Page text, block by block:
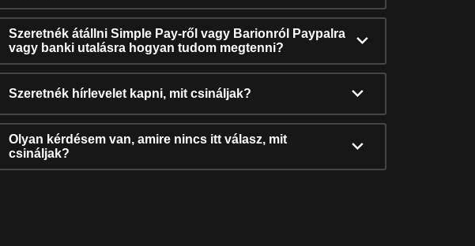
Szeretnék átállni Simple Pay-ről vagy Barionról Paypalra
vagy banki utalásra hogyan tudom megtenni?
Szeretnék hírlevelet kapni, mit csináljak?
Olyan kérdésem van, amire nincs itt válasz, mit
csináljak?